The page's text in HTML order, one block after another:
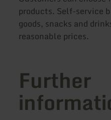
products. Self-service
goods, snacks and
reasonable prices.
Further